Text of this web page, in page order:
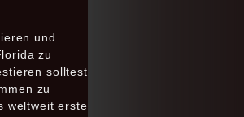
und
zu
solltest
zu
weltweit erste